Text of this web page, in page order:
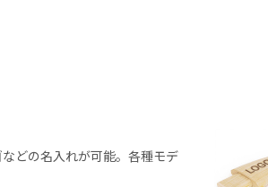
どの名入れが可能。各種モデ